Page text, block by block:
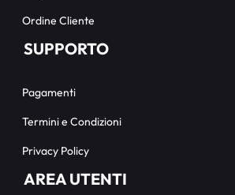
Ordine Cliente
SUPPORTO
Pagamenti
Termini e Condizioni
Privacy Policy
AREA UTENTI